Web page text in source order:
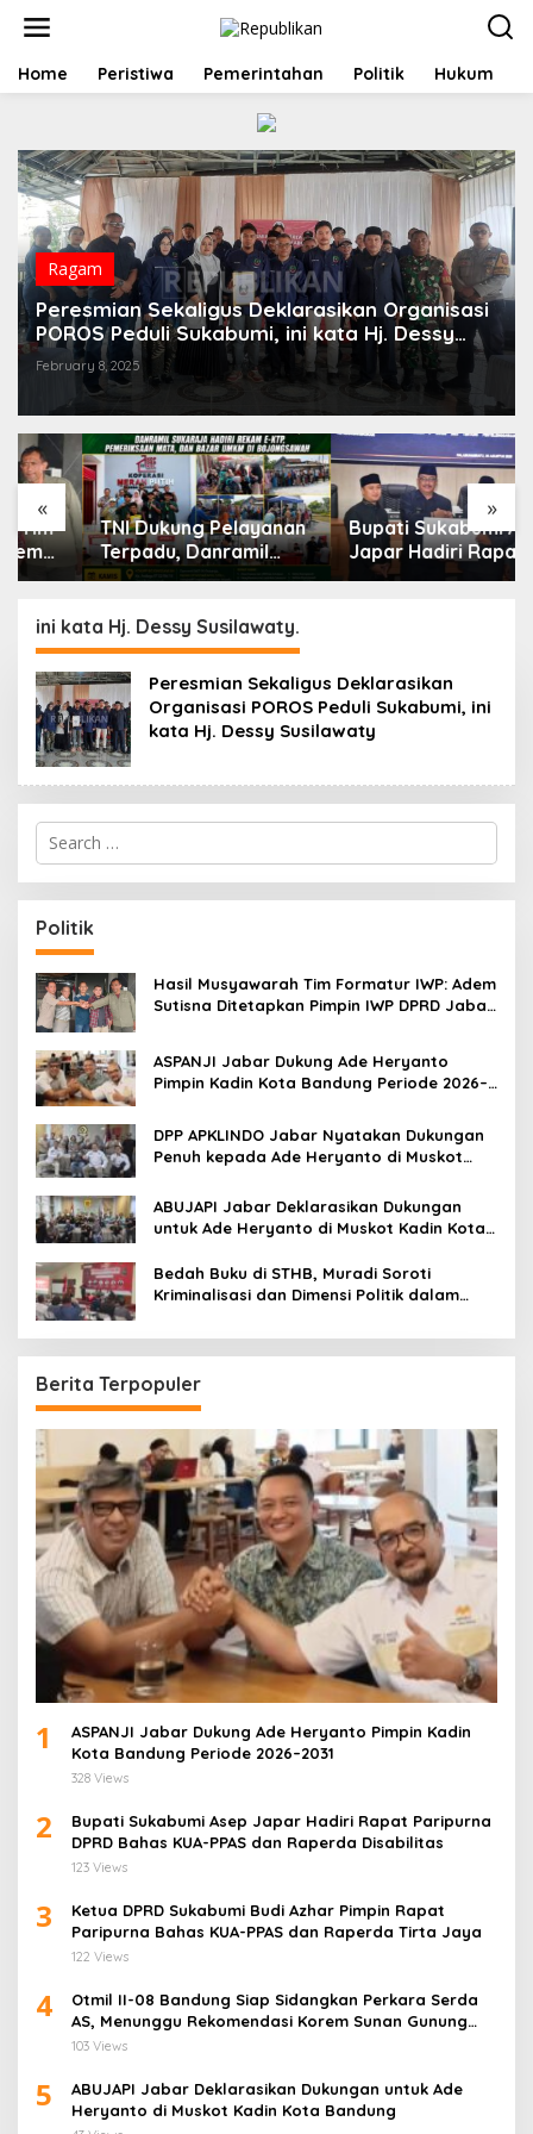
t
Home Peristiwa Pemerintahan Politik Hukum
Ragam
Peresmian Sekaligus Deklarasikan Organisasi
POROS Peduli Sukabumi, ini kata Hj. Dessy
Susilawaty
February 8, 2025
« »
TNI Dukung Pelayanan
Terpadu, Danramil
Sukaraja Hadiri Rekam
Mata, dan Bazar
UMKM
Bupati Sukabumi Asep
Japar Hadiri Rapat
Paripurna DPRD Bahas
Raperda Disabilitas
ini kata Hj. Dessy Susilawaty.
Peresmian Sekaligus Deklarasikan
Organisasi POROS Peduli Sukabumi, ini
kata Hj. Dessy Susilawaty
S
r
c
h
f
o
r
:
Politik
Hasil Musyawarah Tim Formatur IWP: Adem
Sutisna Ditetapkan Pimpin IWP DPRD Jabar
ASPANJI Jabar Dukung Ade Heryanto
Pimpin Kadin Kota Bandung Periode 2026–
DPP APKLINDO Jabar Nyatakan Dukungan
Penuh kepada Ade Heryanto di Muskot
ABUJAPI Jabar Deklarasikan Dukungan
untuk Ade Heryanto di Muskot Kadin Kota
Bedah Buku di STHB, Muradi Soroti
Kriminalisasi dan Dimensi Politik dalam
Berita Terpopuler
1
ASPANJI Jabar Dukung Ade Heryanto Pimpin Kadin
Kota Bandung Periode 2026–2031
328 Views
2
Bupati Sukabumi Asep Japar Hadiri Rapat Paripurna
DPRD Bahas KUA-PPAS dan Raperda Disabilitas
123 Views
3
Ketua DPRD Sukabumi Budi Azhar Pimpin Rapat
Paripurna Bahas KUA-PPAS dan Raperda Tirta Jaya
122 Views
4
Otmil II-08 Bandung Siap Sidangkan Perkara Serda
AS, Menunggu Rekomendasi Korem Sunan Gunung
Jati Cirebon
103 Views
5
ABUJAPI Jabar Deklarasikan Dukungan untuk Ade
Heryanto di Muskot Kadin Kota Bandung